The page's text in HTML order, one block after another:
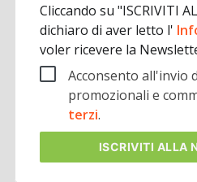
Cliccando su "ISCRIVITI
dichiaro di aver letto l'
voler ricevere la
Acconsento all'invio
promozionali e
terzi.
ISCRIVITI ALLA